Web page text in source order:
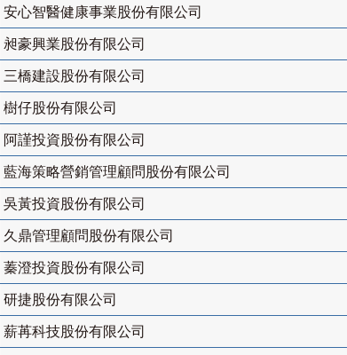
安心智醫健康事業股份有限公司
昶豪興業股份有限公司
三橋建設股份有限公司
樹仔股份有限公司
阿謹投資股份有限公司
藍海策略營銷管理顧問股份有限公司
吳黃投資股份有限公司
久鼎管理顧問股份有限公司
蓁澄投資股份有限公司
研捷股份有限公司
薪苒科技股份有限公司